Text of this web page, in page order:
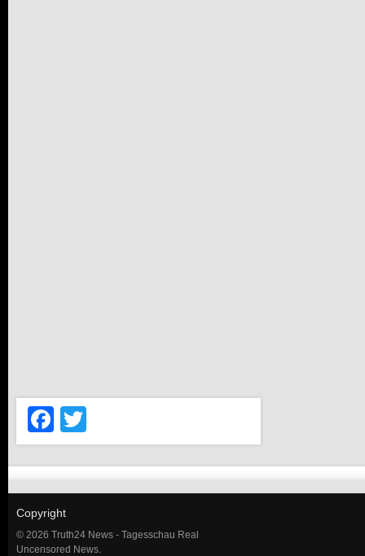
Facebook
Copyright
© 2026 Truth24 News - Tagesschau Real
Uncensored News.